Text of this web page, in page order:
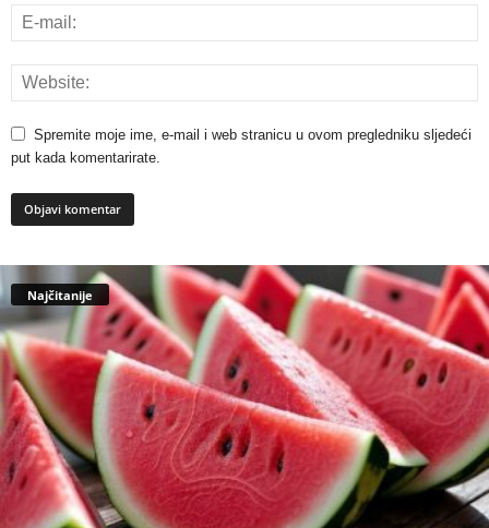
Spremite moje ime, e-mail i web stranicu u ovom pregledniku sljedeći
put kada komentarirate.
Najčitanije